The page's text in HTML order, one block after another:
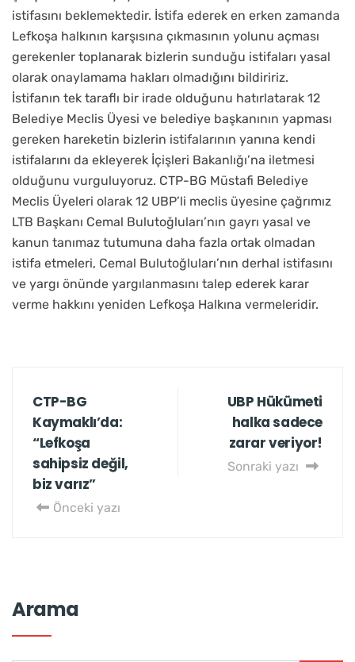
istifasını beklemektedir. İstifa ederek en erken zamanda
Lefkoşa halkının karşısına çıkmasının yolunu açması
gerekenler toplanarak bizlerin sunduğu istifaları yasal
olarak onaylamama hakları olmadığını bildiririz.
İstifanın tek taraflı bir irade olduğunu hatırlatarak 12
Belediye Meclis Üyesi ve belediye başkanının yapması
gereken hareketin bizlerin istifalarının yanına kendi
istifalarını da ekleyerek İçişleri Bakanlığı’na iletmesi
olduğunu vurguluyoruz. CTP-BG Müstafi Belediye
Meclis Üyeleri olarak 12 UBP’li meclis üyesine çağrımız
LTB Başkanı Cemal Bulutoğluları’nın gayrı yasal ve
kanun tanımaz tutumuna daha fazla ortak olmadan
istifa etmeleri, Cemal Bulutoğluları’nın derhal istifasını
ve yargı önünde yargılanmasını talep ederek karar
verme hakkını yeniden Lefkoşa Halkına vermeleridir.
CTP-BG
Kaymaklı’da:
“Lefkoşa
sahipsiz değil,
biz varız”
Önceki yazı
UBP Hükümeti
halka sadece
zarar veriyor!
Sonraki yazı
Arama